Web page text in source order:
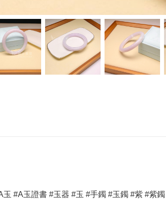
#A玉證書 #玉器 #玉 #手鐲 #玉鐲 #紫 #